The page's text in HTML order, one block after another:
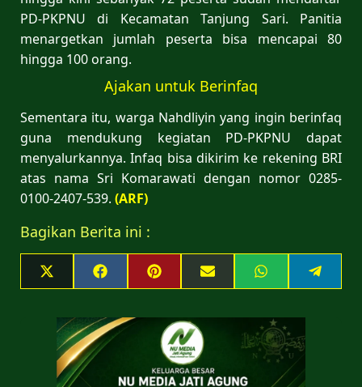
PD-PKPNU di Kecamatan Tanjung Sari. Panitia
menargetkan jumlah peserta bisa mencapai 80
hingga 100 orang.
Ajakan untuk Berinfaq
Sementara itu, warga Nahdliyin yang ingin berinfaq
guna mendukung kegiatan PD-PKPNU dapat
menyalurkannya. Infaq bisa dikirim ke rekening BRI
atas nama Sri Komarawati dengan nomor 0285-
0100-2407-539. (ARF)
Bagikan Berita ini :